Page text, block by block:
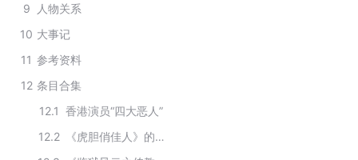
9
人物关系
10 大事记
11 参考资料
12 条目合集
12.1 香港演员“四大恶人”
12.2
《虎胆俏佳人》的主要演员